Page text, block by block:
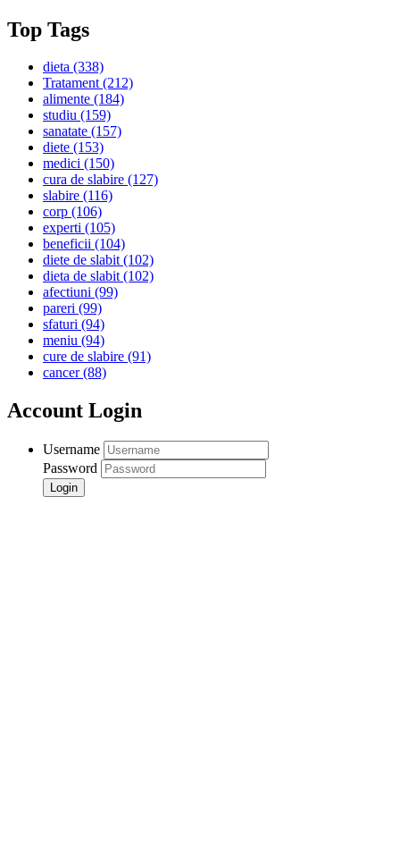
Top Tags
dieta (338)
Tratament(212)
alimente (184)
studiu (159)
sanatate (157)
diete (153)
medici (150)
cura de slabire (127)
slabire (116)
corp (106)
experti (105)
beneficii (104)
diete de slabit(102)
dieta de slabit(102)
afectiuni (99)
pareri (99)
sfaturi (94)
meniu (94)
cure de slabire (91)
cancer(88)
Account Login
Username
Password